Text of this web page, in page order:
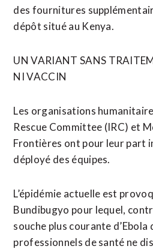
des fournitures
dépôt situé au Kenya.
UN VARIANT SANS
NI VACCIN
Les organisations
Rescue Committee (IRC) et
Frontières ont pour leur part
déployé des équipes.
L’épidémie actuelle est
Bundibugyo pour lequel,
souche plus courante d’Ebola
professionnels de santé ne